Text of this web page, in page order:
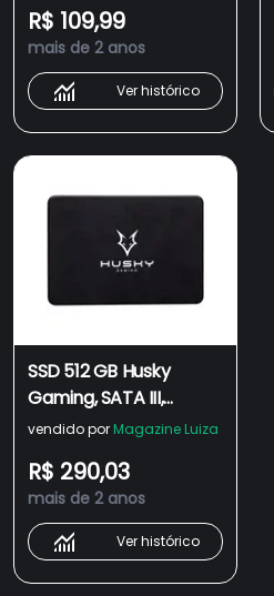
Preto - HGML022
R$ 109,99
mais de 2 anos
Ver histórico
SSD 512 GB Husky
Gaming, SATA III,
Leitura: 520MB/s e
Preto - HGML022
vendido por Magazine Luiza
R$ 290,03
mais de 2 anos
Ver histórico